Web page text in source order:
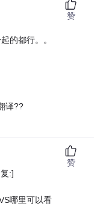
的都行。。
译??
赞
:]
哪里可以看
赞